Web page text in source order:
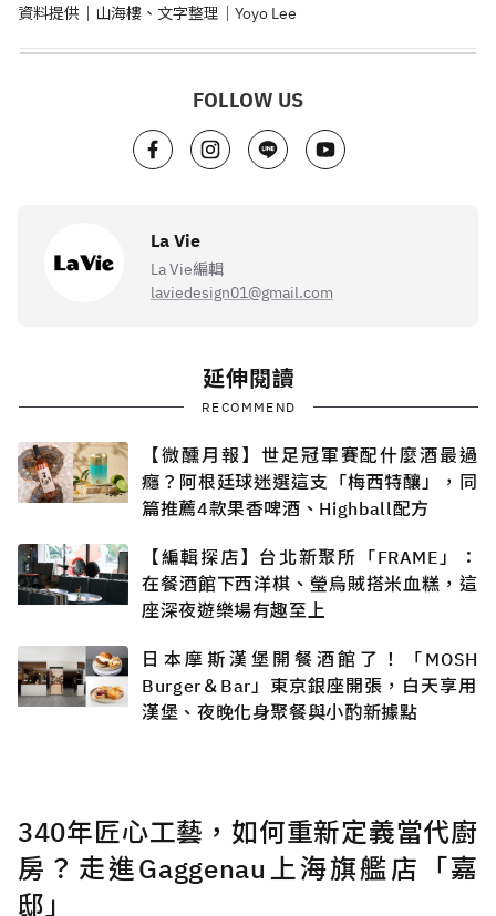
資料提供｜山海樓、文字整理｜Yoyo Lee
FOLLOW US
La Vie
La Vie編輯
laviedesign01@gmail.com
延伸閱讀
RECOMMEND
【微醺月報】世足冠軍賽配什麼酒最過
癮？阿根廷球迷選這支「梅西特釀」，同
篇推薦4款果香啤酒、Highball配方
【編輯探店】台北新聚所「FRAME」：
在餐酒館下西洋棋、瑩烏賊搭米血糕，這
座深夜遊樂場有趣至上
日本摩斯漢堡開餐酒館了！「MOSH
Burger＆Bar」東京銀座開張，白天享用
漢堡、夜晚化身聚餐與小酌新據點
340年匠心工藝，如何重新定義當代廚
房？走進Gaggenau上海旗艦店「嘉
邸」